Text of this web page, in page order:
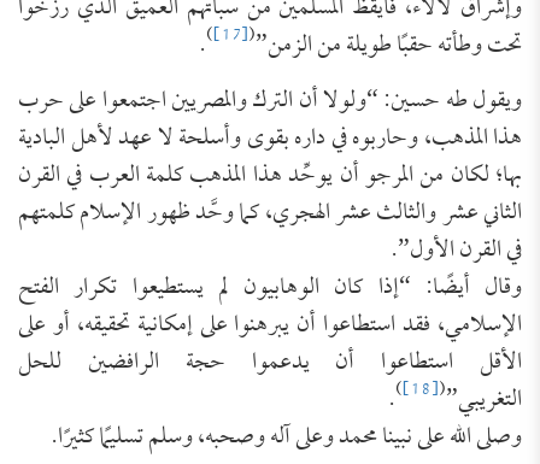
تحت وطأته حقبًا طويلة من الزمن”(
[17]
)
.
ويقول طه حسين: “ولولا أن الترك والمصريين اجتمعوا على حرب
هذا المذهب، وحاربوه في داره بقوى وأسلحة لا عهد لأهل البادية
بها؛ لكان من المرجو أن يوحِّد هذا المذهب كلمة العرب في القرن
الثاني عشر والثالث عشر الهجري، كما وحَّد ظهور الإسلام كلمتهم
في القرن الأول”.
وقال أيضًا: “إذا كان الوهابيون لم يستطيعوا تكرار الفتح
الإسلامي، فقد استطاعوا أن يبرهنوا على إمكانية تحقيقه، أو على
الأقل استطاعوا أن يدعموا حجة الرافضين للحل
التغريبي”(
[18]
)
.
وصلى الله على نبينا محمد وعلى آله وصحبه، وسلم تسليمًا كثيرًا.